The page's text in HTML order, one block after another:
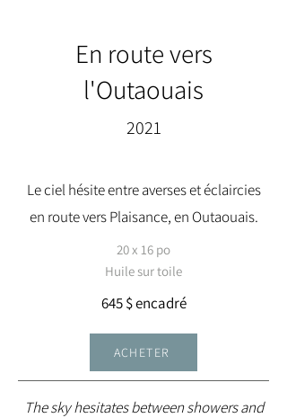
En route vers
l'Outaouais
2021
Le ciel hésite entre averses et éclaircies
en route vers Plaisance, en Outaouais.
20 x 16 po
Huile sur toile
645 $ encadré
ACHETER
The sky hesitates between showers and